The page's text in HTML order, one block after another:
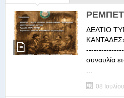
ΔΕΛΤΙΟ
συναυλία
08